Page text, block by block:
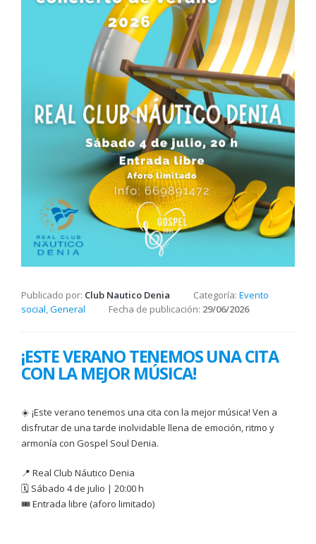
Publicado por: Club Nautico Denia Categoría: Evento
social,General Fecha de publicación: 29/06/2026
¡ESTE VERANO TENEMOS UNA CITA
CON LA MEJOR MÚSICA!
☀️ ¡Este verano tenemos una cita con la mejor música! Ven a
disfrutar de una tarde inolvidable llena de emoción, ritmo y
armonía con Gospel Soul Denia.
📍 Real Club Náutico Denia
🗓️ Sábado 4 de julio | 20:00 h
🎟️ Entrada libre (aforo limitado)